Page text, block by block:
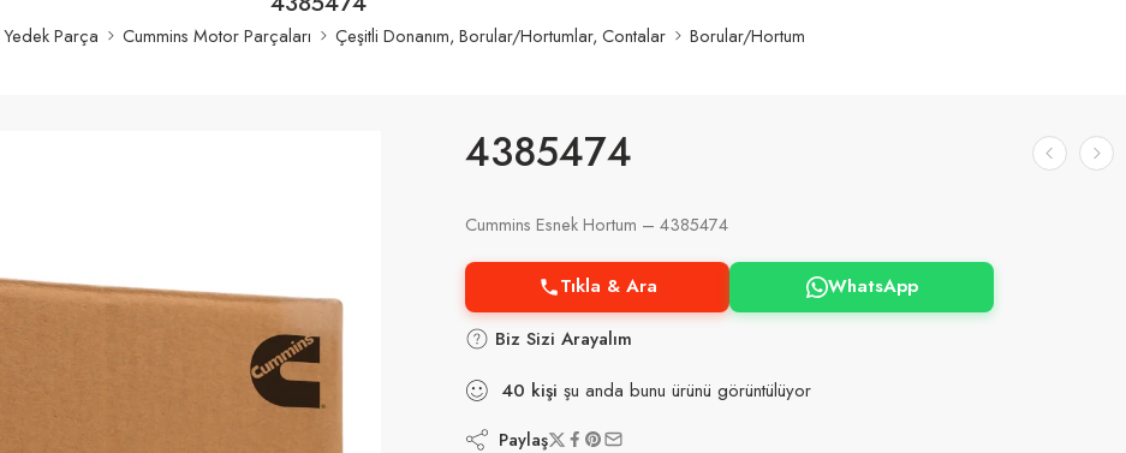
Parça Cummins Motor Parçaları Çeşitli Donanım, Borular/Hortumlar, Contalar Borular/Hortum
4385474
Cummins Esnek Hortum – 4385474
Tıkla & Ara
WhatsApp
Biz Sizi Arayalım
40 kişi şu anda bunu ürünü görüntülüyor
Paylaş